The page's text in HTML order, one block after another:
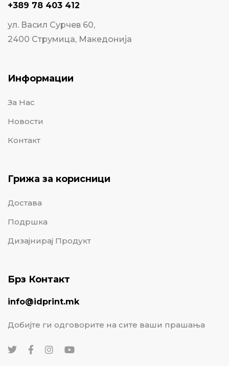
+389 78 403 412
ул. Васил Сурчев 60,
2400 Струмица, Македонија
Информации
За Нас
Новости
Контакт
Грижа за корисници
Достава
Подршка
Дизајнирај Продукт
Брз Контакт
info@idprint.mk
Добијте ги одговорите на сите ваши прашања